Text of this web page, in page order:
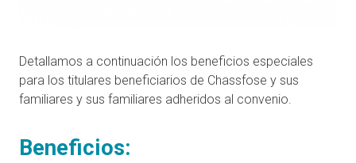
Detallamos a continuación los beneficios especiales
para los titulares beneficiarios de Chassfose y sus
familiares y sus familiares adheridos al convenio.
Beneficios: